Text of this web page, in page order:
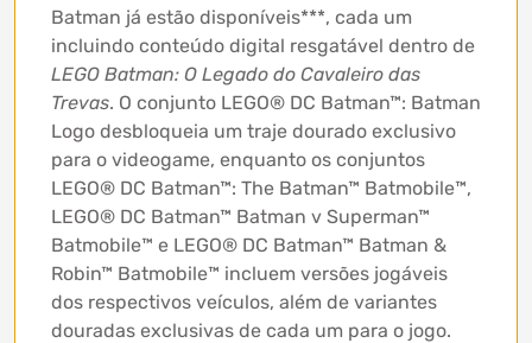
Batman já estão disponíveis***, cada um
incluindo conteúdo digital resgatável dentro de
LEGO Batman: O Legado do Cavaleiro das
Trevas. O conjunto LEGO® DC Batman™: Batman
Logo desbloqueia um traje dourado exclusivo
para o videogame, enquanto os conjuntos
LEGO® DC Batman™: The Batman™ Batmobile™,
LEGO® DC Batman™ Batman v Superman™
Batmobile™ e LEGO® DC Batman™ Batman &
Robin™ Batmobile™ incluem versões jogáveis
dos respectivos veículos, além de variantes
douradas exclusivas de cada um para o jogo.